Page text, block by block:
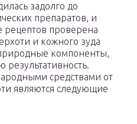
задолго до
препаратов, и
рецептов проверена
и кожного зуда
компоненты,
средствами от
являются следующие